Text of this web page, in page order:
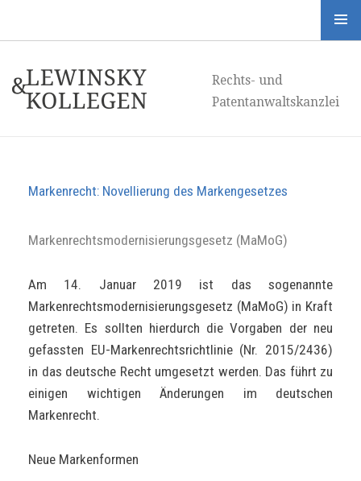
Rechts- und
Patentanwaltskanzlei
Widgets
Markenrecht: Novellierung des Markengesetzes
Markenrechtsmodernisierungsgesetz (MaMoG)
Am 14. Januar 2019 ist das sogenannte
Markenrechtsmodernisierungsgesetz (MaMoG) in Kraft
getreten. Es sollten hierdurch die Vorgaben der neu
gefassten EU-Markenrechtsrichtlinie (Nr. 2015/2436)
in das deutsche Recht umgesetzt werden. Das führt zu
einigen wichtigen Änderungen im deutschen
Markenrecht.
Neue Markenformen